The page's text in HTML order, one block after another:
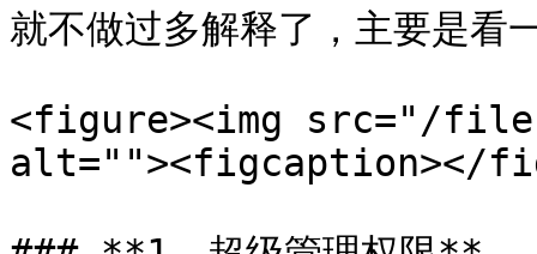
就不做过多解释了，主要是看
<figure><img src="/
alt=""><figcaption></